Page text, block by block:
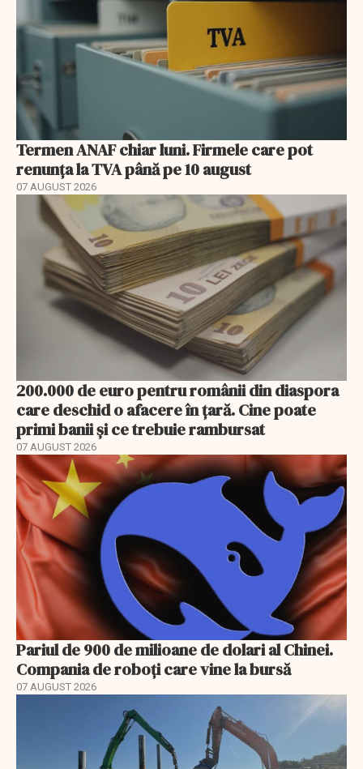
Termen ANAF chiar luni. Firmele care pot
renunța la TVA până pe 10 august
07 AUGUST 2026
200.000 de euro pentru românii din diaspora
care deschid o afacere în țară. Cine poate
primi banii și ce trebuie rambursat
07 AUGUST 2026
Pariul de 900 de milioane de dolari al Chinei.
Compania de roboți care vine la bursă
07 AUGUST 2026